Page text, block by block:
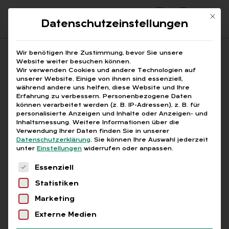
Suchfeld
Suchen
Breadcrumb-Navigation
STARTSEITE
ARTIKEL
DIGITALE RENTENÜBERSICHT IST AUF DEM …
Free
Di­gi­ta­le Ren­ten­über­
sicht ist auf dem Weg
In Zukunft soll sich jeder mit­hil­fe einer di­gi­
Mit
Datenschutzeinstellungen
Wir benötigen Ihre Zustimmung, bevor Sie unsere
Website weiter besuchen können.
Wir verwenden Cookies und andere Technologien auf
unserer Website. Einige von ihnen sind essenziell,
während andere uns helfen, diese Website und Ihre
Erfahrung zu verbessern. Personenbezogene Daten
können verarbeitet werden (z. B. IP-Adressen), z. B. für
personalisierte Anzeigen und Inhalte oder Anzeigen- und
Inhaltsmessung. Weitere Informationen über die
Verwendung Ihrer Daten finden Sie in unserer
Datenschutzerklärung. Sie können Ihre Auswahl jederzeit
unter Einstellungen widerrufen oder anpassen.
Es folgt eine Liste der Service-Gruppen, für
Essenziell
Statistiken
Marketing
Externe Medien